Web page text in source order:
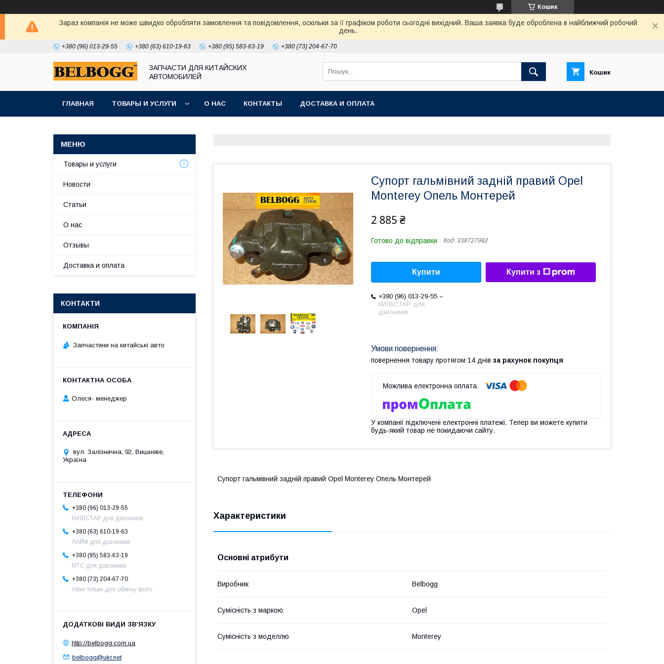
Кошик
Зараз компанія не може швидко обробляти замовлення та повідомлення, оскільки за її графіком роботи сьогодні вихідний. Ваша заявка буде оброблена в найближчий робочий
день.
+380 (96) 013-29-55 +380 (63) 610-19-63 +380 (95) 583-63-19 +380 (73) 204-67-70
ЗАПЧАСТИ ДЛЯ КИТАЙСКИХ
АВТОМОБИЛЕЙ
Кошик
ГЛАВНАЯ ТОВАРЫ И УСЛУГИ О НАС КОНТАКТЫ ДОСТАВКА И ОПЛАТА
Супорт гальмівний задній правий Opel
Monterey Опель Монтерей
2 885 ₴
Готово до відправки Код: 338727982
Купити Купити з
+380 (96) 013-29-55
КИЇВСТАР для
дзвоників
повернення товару протягом 14 днів за рахунок покупця
У компанії підключені електронні платежі. Тепер ви можете купити
будь-який товар не покидаючи сайту.
Супорт гальмівний задній правий Opel Monterey Опель Монтерей
Характеристики
Основні атрибути
Виробник Belbogg
Сумісність з маркою Opel
Сумісність з моделлю Monterey
Товары и услуги
Новости
Статьи
О нас
Отзывы
Доставка и оплата
КОНТАКТИ
Запчастини на китайські авто
Олеся- менеджер
вул. Залізнична, 92, Вишневе,
Україна
+380 (96) 013-29-55
КИЇВСТАР для дзвоників
+380 (63) 610-19-63
ЛАЙФ для дзвоників
+380 (95) 583-63-19
МТС для дзвоників
+380 (73) 204-67-70
Viber тільки для обміну фото
http://belbogg.com.ua
belbogg@ukr.net